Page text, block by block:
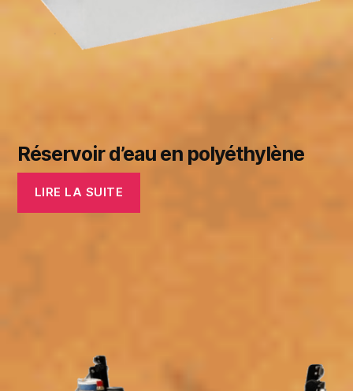
Réservoir d’eau en polyéthylène
LIRE LA SUITE